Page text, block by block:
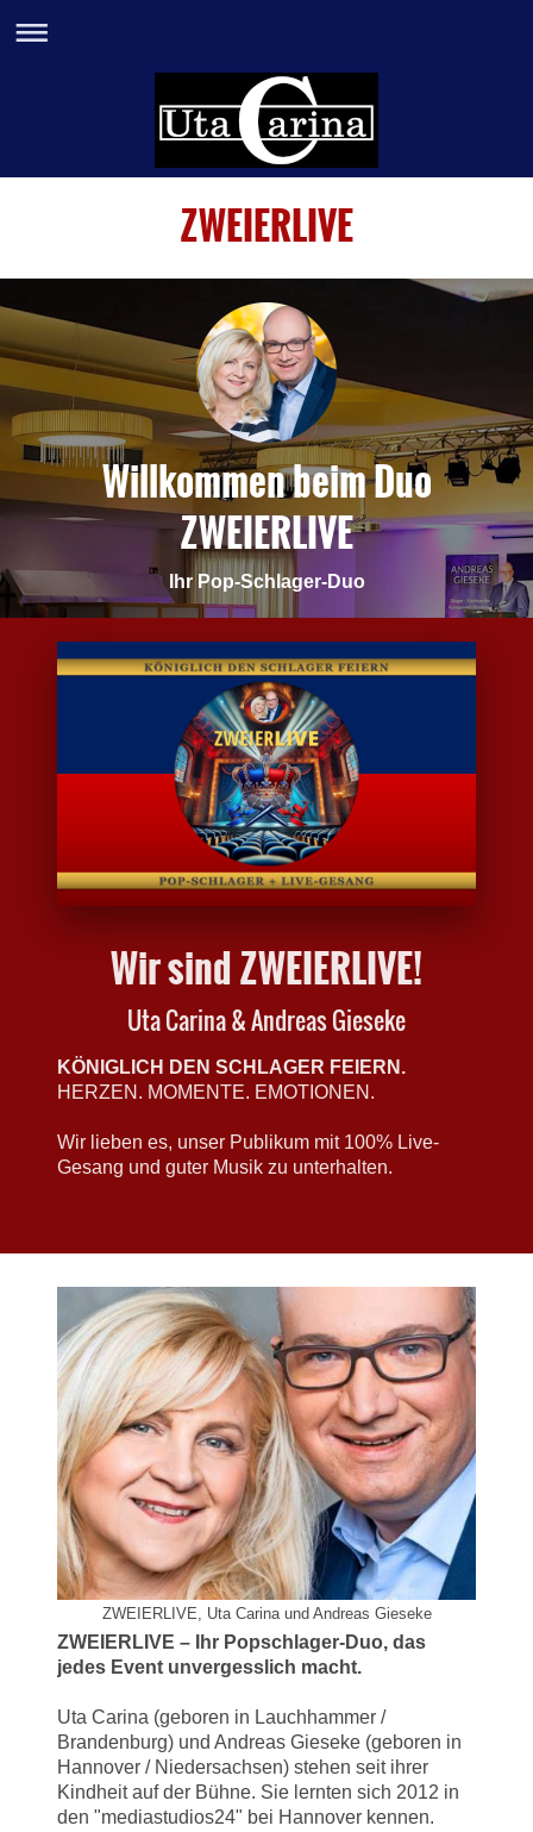
ZWEIERLIVE
Willkommen beim Duo
ZWEIERLIVE
Ihr Pop-Schlager-Duo
Wir sind ZWEIERLIVE!
Uta Carina & Andreas Gieseke
KÖNIGLICH DEN SCHLAGER FEIERN.
HERZEN. MOMENTE. EMOTIONEN.
Wir lieben es, unser Publikum mit 100% Live-
Gesang und guter Musik zu unterhalten.
ZWEIERLIVE, Uta Carina und Andreas Gieseke
ZWEIERLIVE – Ihr Popschlager-Duo, das
jedes Event unvergesslich macht.
Uta Carina (geboren in Lauchhammer /
Brandenburg) und Andreas Gieseke (geboren in
Hannover / Niedersachsen) stehen seit ihrer
Kindheit auf der Bühne. Sie lernten sich 2012 in
den "mediastudios24" bei Hannover kennen.